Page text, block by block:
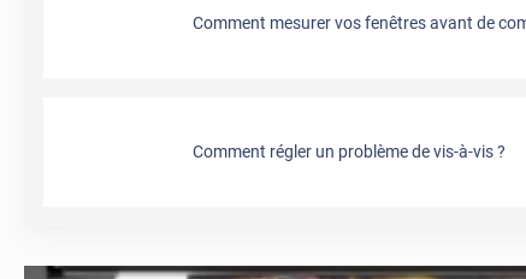
Comment mesurer vos fenêtres avant de
Comment régler un problème de vis-à-vis ?